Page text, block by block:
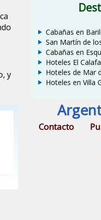
y
Cabañas en
San Martín de
Cabañas en
Hoteles El
Hoteles de Mar
Hoteles en Villa
Contacto